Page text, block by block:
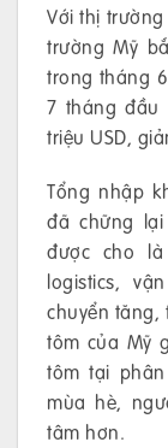
Với thị
trường Mỹ
trong tháng
7 tháng đầu
triệu USD,
Tổng nhập
đã chững
được cho
logistics,
chuyển tăng,
tôm của Mỹ
tôm tại
mùa hè,
tâm hơn.